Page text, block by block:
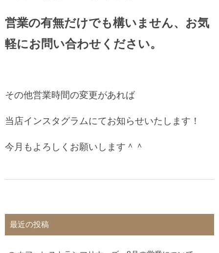
営業の有無だけでも構いません、お気
軽にお問い合わせください。
その他営業時間の変更があれば
当店インスタグラムにてお知らせいたします！
今月もよろしくお願いします＾＾
最近の投稿